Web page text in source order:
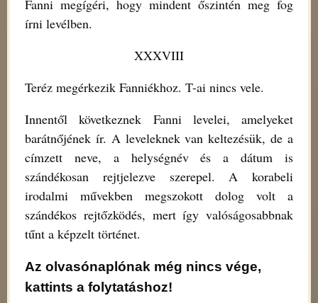
Fanni megígéri, hogy mindent őszintén meg fog
írni levélben.
XXXVIII
Teréz megérkezik Fanniékhoz. T-ai nincs vele.
Innentől következnek Fanni levelei, amelyeket
barátnőjének ír. A leveleknek van keltezésük, de a
címzett neve, a helységnév és a dátum is
szándékosan rejtjelezve szerepel. A korabeli
irodalmi művekben megszokott dolog volt a
szándékos rejtőzködés, mert így valóságosabbnak
tűnt a képzelt történet.
Az olvasónaplónak még nincs vége,
kattints a folytatáshoz!